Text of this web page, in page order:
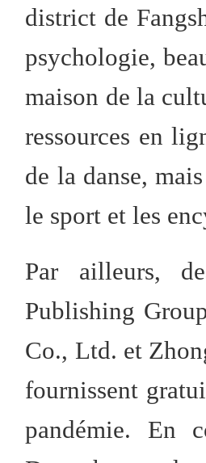
district de
psychologie,
maison de la
ressources en
de la danse,
le sport et les
Par ailleurs,
Publishing
Co., Ltd. et
fournissent
pandémie. En